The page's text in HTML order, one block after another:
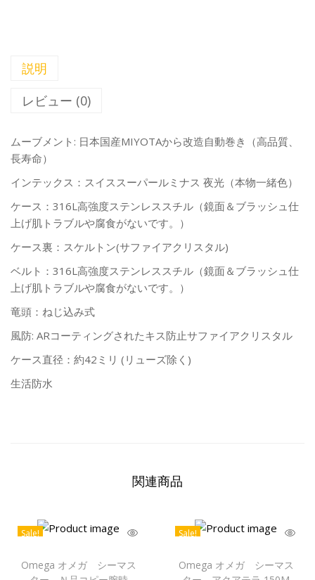
説明
レビュー (0)
ムーブメント: 日本国産MIYOTAから改造自動巻き（高品質、
長寿命）
インテックス：スイススーパールミナス 夜光（本物一緒色）
ケース：316L高強度ステンレススチル（鏡面＆ブラッシュ仕
上げ肌トラブルや腐食がないです。）
ケース裏：スケルトン(サファイアクリスタル)
ベルト：316L高強度ステンレススチル（鏡面＆ブラッシュ仕
上げ肌トラブルや腐食がないです。）
竜頭：ねじ込み式
風防: ARコーティングされたキス防止サファイアクリスタル
ケース直径：約42ミリ (リューズ除く)
生活防水
関連商品
Sale!
Omega オメガ シーマス
Sale!
Omega オメガ シーマス